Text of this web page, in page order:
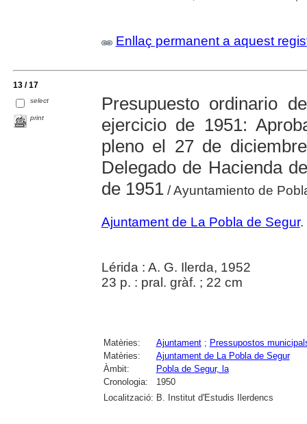
Enllaç permanent a aquest
13 / 17
select
print
Presupuesto ordinario
ejercicio de 1951:
pleno el 27 de
Delegado de Hacienda
de 1951/ Ayuntamiento de
Ajuntament de La Pobla de Segur.
Lérida : A. G. Ilerda, 1952
23 p. : pral. gràf. ; 22 cm
Matèries: Ajuntament; Pressupostos
Matèries:
Ajuntament de La Pobla de Segur
Àmbit:
Pobla de Segur, la
Cronologia:
1950
Localització: B. Institut d'Estudis Ilerdencs